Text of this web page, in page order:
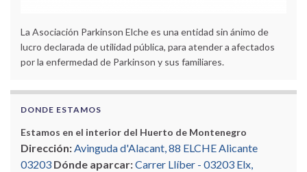
La Asociación Parkinson Elche es una entidad sin ánimo de
lucro declarada de utilidad pública, para atender a afectados
por la enfermedad de Parkinson y sus familiares.
DONDE ESTAMOS
Estamos en el interior del Huerto de Montenegro
Dirección:Avinguda d'Alacant, 88 ELCHE Alicante
03203 Dónde aparcar:Carrer Llíber - 03203 Elx,